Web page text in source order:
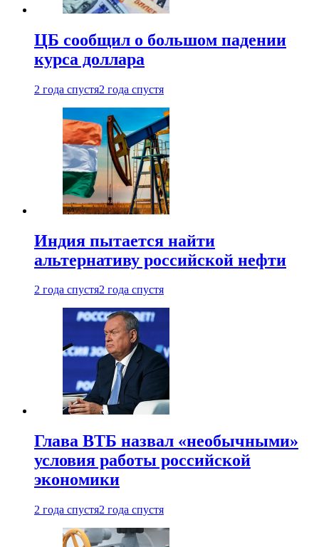
ЦБ сообщил о большом падении
курса доллара
2 года спустя2 года спустя
Индия пытается найти
альтернативу российской нефти
2 года спустя2 года спустя
Глава ВТБ назвал «необычными»
условия работы российской
экономики
2 года спустя2 года спустя